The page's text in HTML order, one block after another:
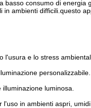
basso consumo di energia
ambienti difficili.questo
l'usura e lo stress
personalizzabile.
luminosa.
in ambienti aspri, umidi